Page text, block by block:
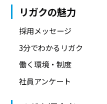
リガクの魅力
採用メッセージ
3分でわかるリガク
働く環境・制度
社員アンケート